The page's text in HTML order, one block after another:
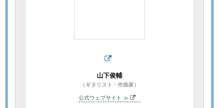
山下俊輔
（ギタリスト・作曲家）
公式ウェブサイト ≫